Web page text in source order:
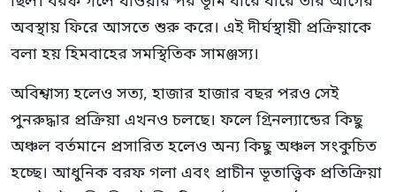
অবস্থায় ফিরে আসতে শুরু করে। এই দীর্ঘস্থায়ী প্রক্রিয়াকে
বলা হয় হিমবাহের সমস্থিতিক সামঞ্জস্য।
অবিশ্বাস্য হলেও সত্য, হাজার হাজার বছর পরও সেই
পুনরুদ্ধার প্রক্রিয়া এখনও চলছে। ফলে গ্রিনল্যান্ডের কিছু
অঞ্চল বর্তমানে প্রসারিত হলেও অন্য কিছু অঞ্চল সংকুচিত
হচ্ছে। আধুনিক বরফ গলা এবং প্রাচীন ভূতাত্ত্বিক প্রতিক্রিয়া